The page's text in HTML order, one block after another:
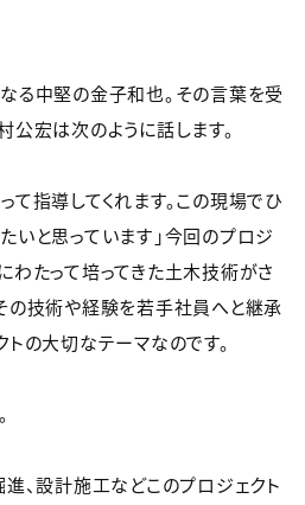
る中堅の金子和也。その言葉を受
宏は次のように話します。
て指導してくれます。この現場でひ
いと思っています」今回のプロジ
わたって培ってきた土木技術がさ
の技術や経験を若手社員へと継承
の大切なテーマなのです。
進、設計施工などこのプロジェクト